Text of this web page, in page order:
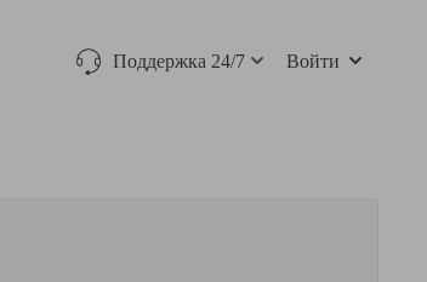
Поддержка 24/7 Войти